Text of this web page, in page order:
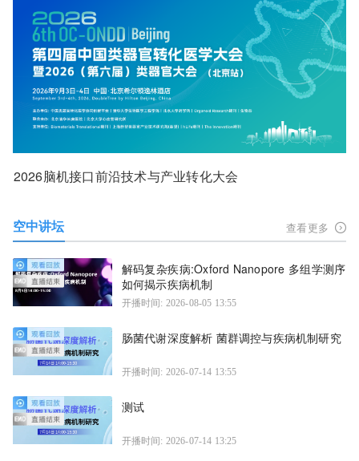
2026脑机接口前沿技术与产业转化大会
空中讲坛 查看更多
解码复杂疾病:Oxford Nanopore 多组学测序
如何揭示疾病机制
开播时间: 2026-08-05 13:55
肠菌代谢深度解析 菌群调控与疾病机制研究
开播时间: 2026-07-14 13:55
测试
开播时间: 2026-07-14 13:25